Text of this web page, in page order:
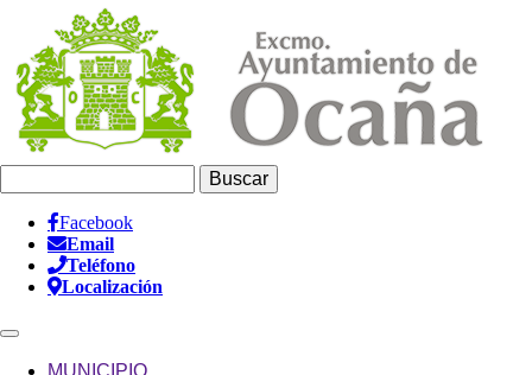
contenido
principal
Información
Header
Facebook
Email
Teléfono
Localización
navigation